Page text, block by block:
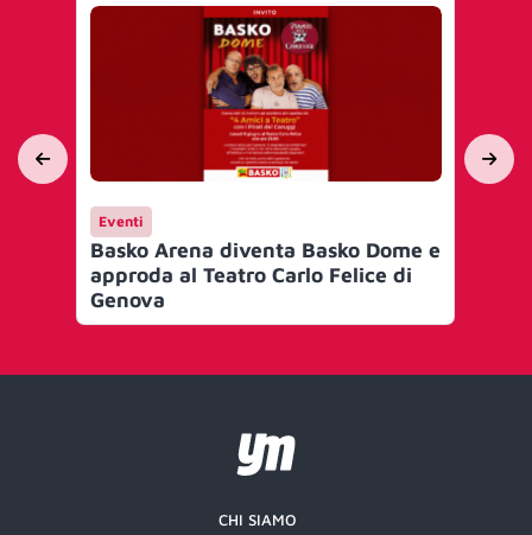
Eventi
Basko Arena diventa Basko Dome e
approda al Teatro Carlo Felice di
Genova
CHI SIAMO